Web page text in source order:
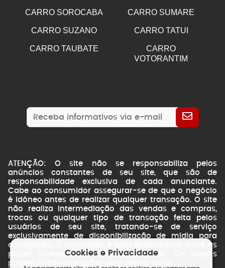
CARRO SOROCABA CARRO SUMARE
CARRO SUZANO CARRO TATUI
CARRO TAUBATE
CARRO
VOTORANTIM
ATENÇÃO: O site não se responsabiliza pelos
anúncios constantes de seu site, que são de
responsabilidade exclusiva de cada anunciante.
Cabe ao consumidor assegurar-se de que o negócio
é idôneo antes de realizar qualquer transação. O site
não realiza intermediação das vendas e compras,
trocas ou qualquer tipo de transação feita pelos
usuários de seu site, tratando-se de serviço
exclusivamente de disponibilização de mídia para
divulgação. A transação é feita diretamente entre as
partes interessadas. Fotos ilustrativas. Os preços
podem sofrer alterações sem prévio aviso.
Cookies e Privacidade